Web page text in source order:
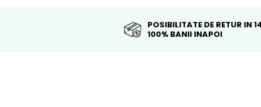
POSIBILITATE DE RETUR IN
100% BANII INAPOI